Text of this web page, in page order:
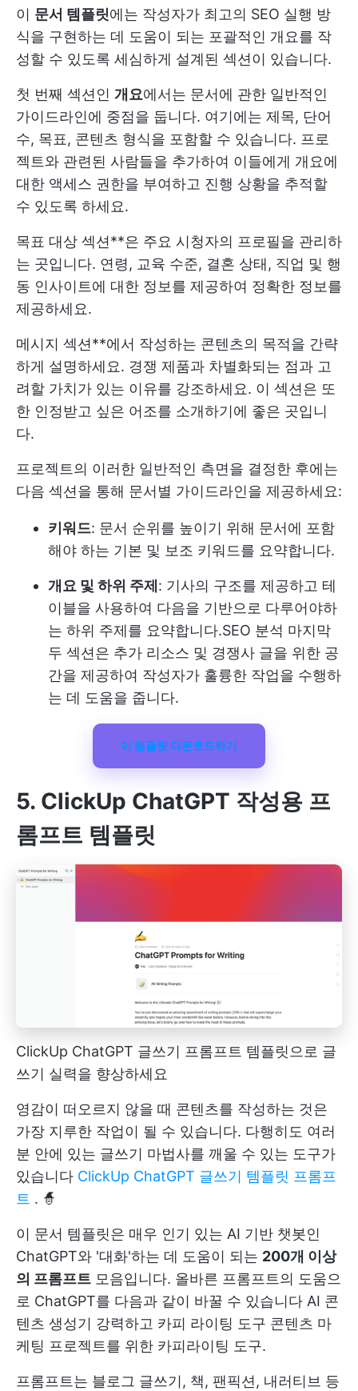
이 문서 템플릿에는 작성자가 최고의 SEO 실행 방
식을 구현하는 데 도움이 되는 포괄적인 개요를 작
성할 수 있도록 세심하게 설계된 섹션이 있습니다.
첫 번째 섹션인 개요에서는 문서에 관한 일반적인
가이드라인에 중점을 둡니다. 여기에는 제목, 단어
수, 목표, 콘텐츠 형식을 포함할 수 있습니다. 프로
젝트와 관련된 사람들을 추가하여 이들에게 개요에
대한 액세스 권한을 부여하고 진행 상황을 추적할
수 있도록 하세요.
목표 대상 섹션**은 주요 시청자의 프로필을 관리하
는 곳입니다. 연령, 교육 수준, 결혼 상태, 직업 및 행
동 인사이트에 대한 정보를 제공하여 정확한 정보를
제공하세요.
메시지 섹션**에서 작성하는 콘텐츠의 목적을 간략
하게 설명하세요. 경쟁 제품과 차별화되는 점과 고
려할 가치가 있는 이유를 강조하세요. 이 섹션은 또
한 인정받고 싶은 어조를 소개하기에 좋은 곳입니
다.
프로젝트의 이러한 일반적인 측면을 결정한 후에는
다음 섹션을 통해 문서별 가이드라인을 제공하세요:
키워드: 문서 순위를 높이기 위해 문서에 포함
해야 하는 기본 및 보조 키워드를 요약합니다.
개요 및 하위 주제: 기사의 구조를 제공하고 테
이블을 사용하여 다음을 기반으로 다루어야하
는 하위 주제를 요약합니다.SEO 분석 마지막
두 섹션은 추가 리소스 및 경쟁사 글을 위한 공
간을 제공하여 작성자가 훌륭한 작업을 수행하
는 데 도움을 줍니다.
이 템플릿 다운로드하기
5. ClickUp ChatGPT 작성용 프
롬프트 템플릿
ClickUp ChatGPT 글쓰기 프롬프트 템플릿으로 글
쓰기 실력을 향상하세요
영감이 떠오르지 않을 때 콘텐츠를 작성하는 것은
가장 지루한 작업이 될 수 있습니다. 다행히도 여러
분 안에 있는 글쓰기 마법사를 깨울 수 있는 도구가
있습니다 ClickUp ChatGPT 글쓰기 템플릿 프롬프
트 . 🧙
이 문서 템플릿은 매우 인기 있는 AI 기반 챗봇인
ChatGPT와 '대화'하는 데 도움이 되는 200개 이상
의 프롬프트 모음입니다. 올바른 프롬프트의 도움으
로 ChatGPT를 다음과 같이 바꿀 수 있습니다 AI 콘
텐츠 생성기 강력하고 카피 라이팅 도구 콘텐츠 마
케팅 프로젝트를 위한 카피라이팅 도구.
프롬프트는 블로그 글쓰기, 책, 팬픽션, 내러티브 등